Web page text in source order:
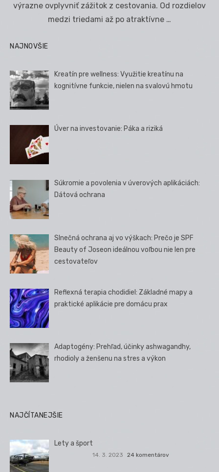
výrazne ovplyvniť zážitok z cestovania. Od rozdielov
medzi triedami až po atraktívne …
NAJNOVŠIE
Kreatín pre wellness: Využitie kreatínu na
kognitívne funkcie, nielen na svalovú hmotu
Úver na investovanie: Páka a riziká
Súkromie a povolenia v úverových aplikáciách:
Dátová ochrana
Slnečná ochrana aj vo výškach: Prečo je SPF
Beauty of Joseon ideálnou voľbou nie len pre
cestovateľov
Reflexná terapia chodidiel: Základné mapy a
praktické aplikácie pre domácu prax
Adaptogény: Prehľad, účinky ashwagandhy,
rhodioly a ženšenu na stres a výkon
NAJČÍTANEJŠIE
Lety a šport
14. 3. 2023 24 komentárov